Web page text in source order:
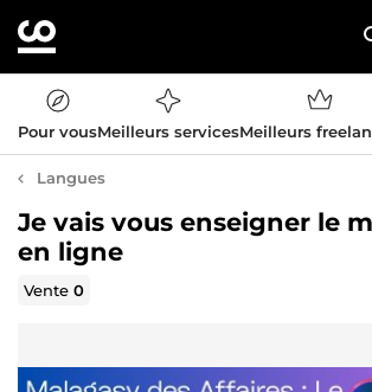
Pour vousMeilleurs servicesMeilleurs
Langues
Je vais vous enseigner le
en ligne
Vente0